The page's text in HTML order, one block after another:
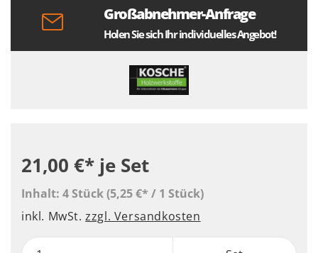
Großabnehmer-Anfrage
Holen Sie sich Ihr individuelles Angebot!
21,00 €* je Set
Inhalt: 4 Stück(5,25 €* / 1 Stück)
inkl. MwSt.zzgl. Versandkosten